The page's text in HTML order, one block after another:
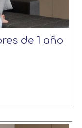
de 1 año